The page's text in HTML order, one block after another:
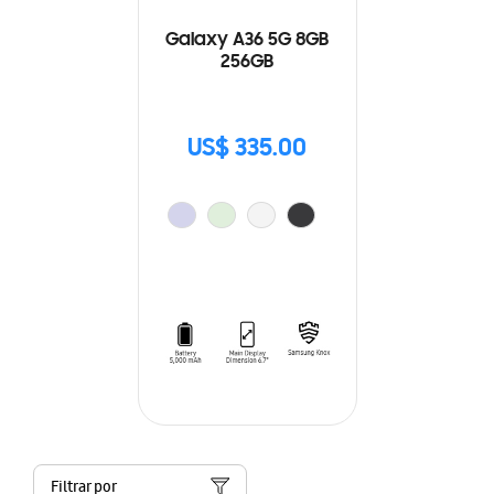
Galaxy A36 5G 8GB
256GB
US$ 335.00
Filtrar por